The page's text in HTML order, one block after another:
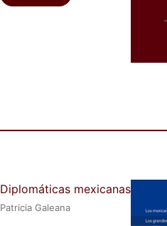
Diplomáticas mexicanas
Patricia Galeana